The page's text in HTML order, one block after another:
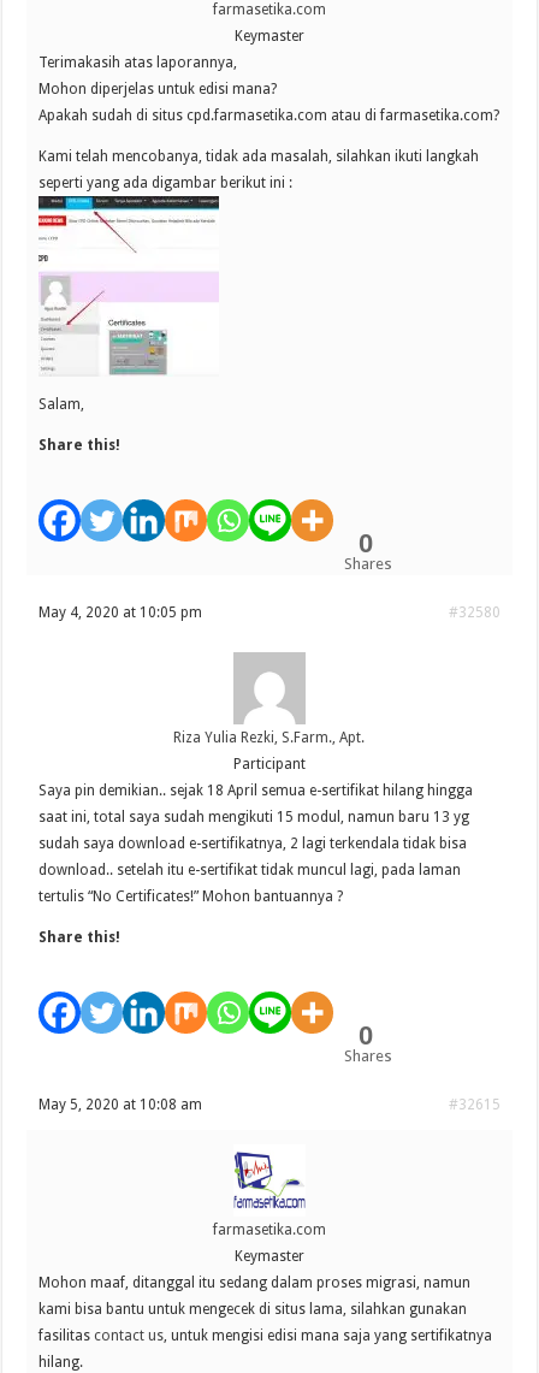
farmasetika.com
Keymaster
Terimakasih atas laporannya,
Mohon diperjelas untuk edisi mana?
Apakah sudah di situs cpd.farmasetika.com atau di farmasetika.com?
Kami telah mencobanya, tidak ada masalah, silahkan ikuti langkah
seperti yang ada digambar berikut ini :
Salam,
Share this!
0
Shares
May 4, 2020 at 10:05 pm #32580
Riza Yulia Rezki, S.Farm., Apt.
Participant
Saya pin demikian.. sejak 18 April semua e-sertifikat hilang hingga
saat ini, total saya sudah mengikuti 15 modul, namun baru 13 yg
sudah saya download e-sertifikatnya, 2 lagi terkendala tidak bisa
download.. setelah itu e-sertifikat tidak muncul lagi, pada laman
tertulis “No Certificates!” Mohon bantuannya ?
Share this!
0
Shares
May 5, 2020 at 10:08 am #32615
farmasetika.com
Keymaster
Mohon maaf, ditanggal itu sedang dalam proses migrasi, namun
kami bisa bantu untuk mengecek di situs lama, silahkan gunakan
fasilitascontact us, untuk mengisi edisi mana saja yang sertifikatnya
hilang.